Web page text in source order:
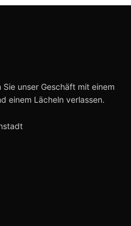
unser Geschäft mit einem
einem Lächeln verlassen.